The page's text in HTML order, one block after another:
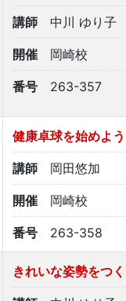
講師 中川 ゆり子
開催 岡崎校
番号 263-357
健康卓球を始めよ
講師 岡田悠加
開催 岡崎校
番号 263-358
きれいな姿勢をつ